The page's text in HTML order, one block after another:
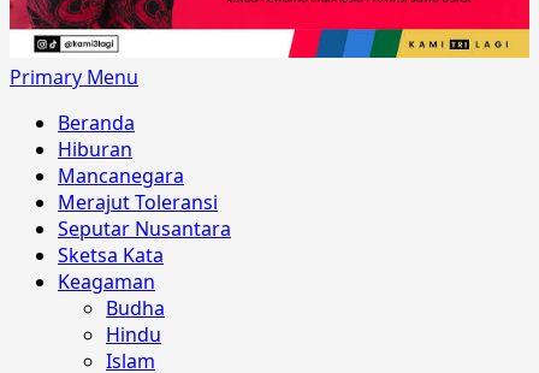
Primary Menu
Beranda
Hiburan
Mancanegara
Merajut Toleransi
Seputar Nusantara
Sketsa Kata
Keagaman
Budha
Hindu
Islam